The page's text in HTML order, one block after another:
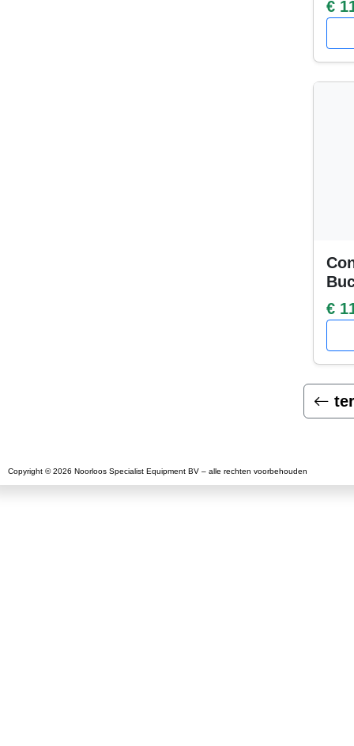
€
€
Copyright © 2026 Noorloos Specialist Equipment BV – alle rechten voorbehouden